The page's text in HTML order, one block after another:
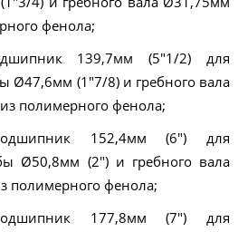
фенола;
139,7мм (5"1/2) для
Ø47,6мм (1"7/8) и гребного вала
полимерного фенола;
152,4мм (6") для
Ø50,8мм (2") и гребного вала
полимерного фенола;
177,8мм (7") для